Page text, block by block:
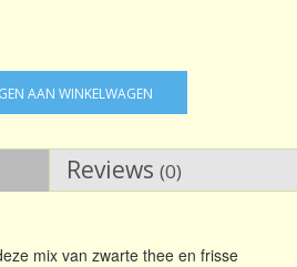
AAN WINKELWAGEN
Reviews (0)
mix van zwarte thee en frisse